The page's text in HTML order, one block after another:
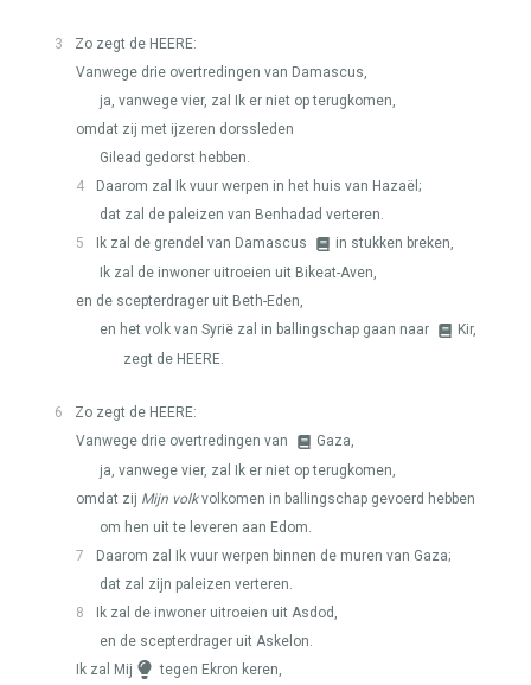
3 Zo zegt de HEERE:
Vanwege drie overtredingen van Damascus,
ja, vanwege vier, zal Ik er niet op terugkomen,
omdat zij met ijzeren dorssleden
Gilead gedorst hebben.
4
Daarom zal Ik vuur werpen in het huis van Hazaël;
dat zal de paleizen van Benhadad verteren.
5
Ik zal de grendel van Damascus
in stukken breken,
Ik zal de inwoner uitroeien uit Bikeat-Aven,
en de scepterdrager uit Beth-Eden,
en het volk van Syrië zal in ballingschap gaan naar
Kir,
zegt de HEERE.
6 Zo zegt de HEERE:
Vanwege drie overtredingen van
Gaza,
ja, vanwege vier, zal Ik er niet op terugkomen,
omdat zij Mijn volkvolkomen in ballingschap gevoerd hebben
om hen uit te leveren aan Edom.
7
Daarom zal Ik vuur werpen binnen de muren van Gaza;
dat zal zijn paleizen verteren.
8
Ik zal de inwoner uitroeien uit Asdod,
en de scepterdrager uit Askelon.
Ik zal Mij
tegen Ekron keren,